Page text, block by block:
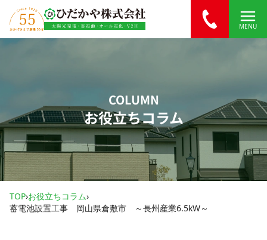
内容をスキップ
MENU
COLUMN
お役立ちコラム
TOP›お役立ちコラム›
蓄電池設置工事 岡山県倉敷市 ～長州産業6.5kW～